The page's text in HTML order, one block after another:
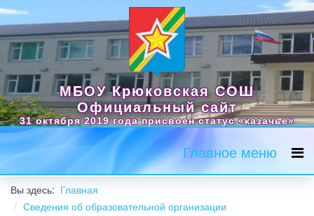
МБОУ Крюковская СОШ
Официальный сайт
31 октября 2019 года присвоен статус «казачье»
Главное меню
Вы здесь: Главная
Сведения об образовательной организации